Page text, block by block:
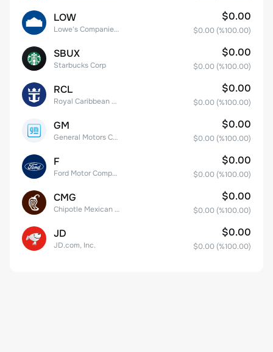
LOW
Lowe's Companies Inc.
$0.00
$0.00 (%100.00)
SBUX
Starbucks Corp
$0.00
$0.00 (%100.00)
RCL
Royal Caribbean Group
$0.00
$0.00 (%100.00)
GM
General Motors Company
$0.00
$0.00 (%100.00)
F
Ford Motor Company
$0.00
$0.00 (%100.00)
CMG
Chipotle Mexican Grill, Inc.
$0.00
$0.00 (%100.00)
JD
JD.com, Inc.
$0.00
$0.00 (%100.00)